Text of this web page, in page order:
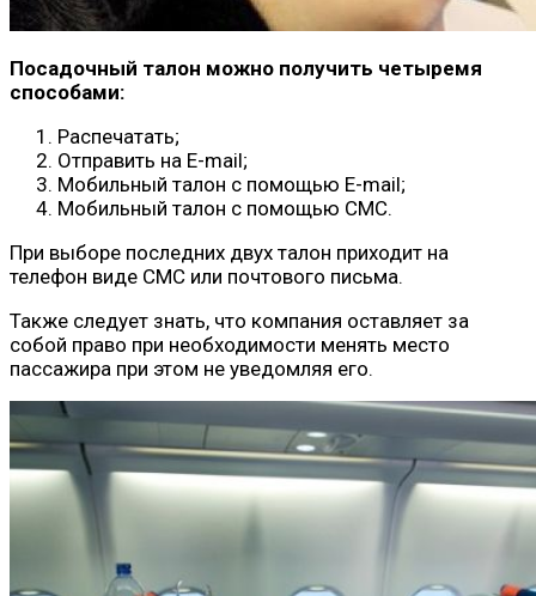
Посадочный талон можно получить четыремя
способами:
Распечатать;
Отправить на E-mail;
Мобильный талон с помощью E-mail;
Мобильный талон с помощью СМС.
При выборе последних двух талон приходит на
телефон виде СМС или почтового письма.
Также следует знать, что компания оставляет за
собой право при необходимости менять место
пассажира при этом не уведомляя его.